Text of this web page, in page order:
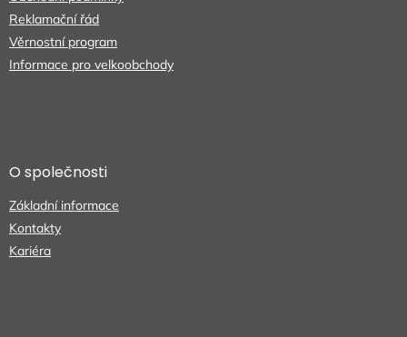
Reklamační řád
Věrnostní program
Informace pro velkoobchody
O společnosti
Základní informace
Kontakty
Kariéra